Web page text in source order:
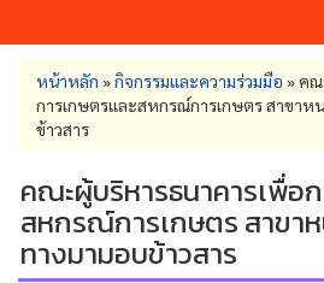
You
are
here
หน้าหลัก »กิจกรรมและความร่วมมือ » คณ
การเกษตรและสหกรณ์การเกษตร สาขาห
ข้าวสาร
คณะผู้บริหารธนาคารเพื่อ
สหกรณ์การเกษตร สาขา
ทางมามอบข้าวสาร